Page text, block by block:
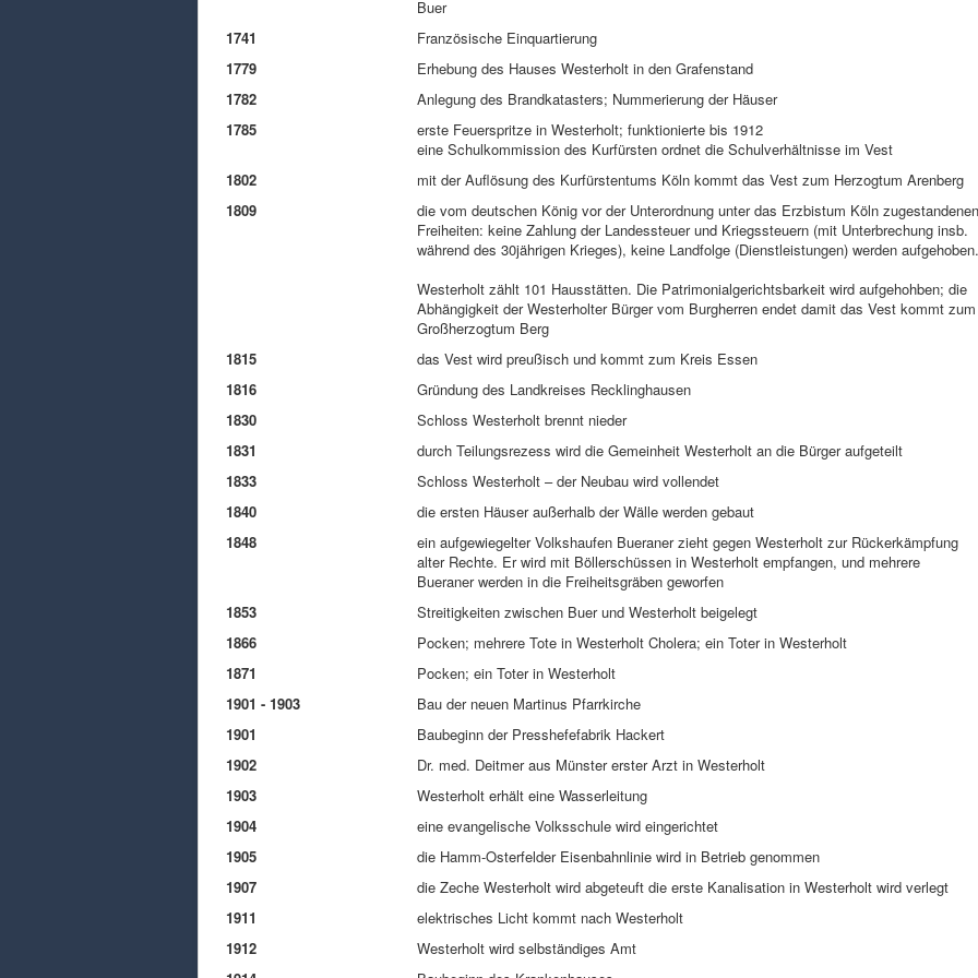
Buer
1741
Französische Einquartierung
1779
Erhebung des Hauses Westerholt in den Grafenstand
1782
Anlegung des Brandkatasters; Nummerierung der Häuser
1785
erste Feuerspritze in Westerholt; funktionierte bis 1912
eine Schulkommission des Kurfürsten ordnet die Schulverhältnisse im Vest
1802
mit der Auflösung des Kurfürstentums Köln kommt das Vest zum Herzogtum Arenberg
1809
die vom deutschen König vor der Unterordnung unter das Erzbistum Köln zugestandenen
Freiheiten: keine Zahlung der Landessteuer und Kriegssteuern (mit Unterbrechung insb.
während des 30jährigen Krieges), keine Landfolge (Dienstleistungen) werden aufgehoben.
Westerholt zählt 101 Hausstätten. Die Patrimonialgerichtsbarkeit wird aufgehohben; die
Abhängigkeit der Westerholter Bürger vom Burgherren endet damit das Vest kommt zum
Großherzogtum Berg
1815
das Vest wird preußisch und kommt zum Kreis Essen
1816
Gründung des Landkreises Recklinghausen
1830
Schloss Westerholt brennt nieder
1831
durch Teilungsrezess wird die Gemeinheit Westerholt an die Bürger aufgeteilt
1833
Schloss Westerholt – der Neubau wird vollendet
1840
die ersten Häuser außerhalb der Wälle werden gebaut
1848
ein aufgewiegelter Volkshaufen Bueraner zieht gegen Westerholt zur Rückerkämpfung
alter Rechte. Er wird mit Böllerschüssen in Westerholt empfangen, und mehrere
Bueraner werden in die Freiheitsgräben geworfen
1853
Streitigkeiten zwischen Buer und Westerholt beigelegt
1866
Pocken; mehrere Tote in Westerholt Cholera; ein Toter in Westerholt
1871
Pocken; ein Toter in Westerholt
1901 - 1903
Bau der neuen Martinus Pfarrkirche
1901
Baubeginn der Presshefefabrik Hackert
1902
Dr. med. Deitmer aus Münster erster Arzt in Westerholt
1903
Westerholt erhält eine Wasserleitung
1904
eine evangelische Volksschule wird eingerichtet
1905
die Hamm-Osterfelder Eisenbahnlinie wird in Betrieb genommen
1907
die Zeche Westerholt wird abgeteuft die erste Kanalisation in Westerholt wird verlegt
1911
elektrisches Licht kommt nach Westerholt
1912
Westerholt wird selbständiges Amt